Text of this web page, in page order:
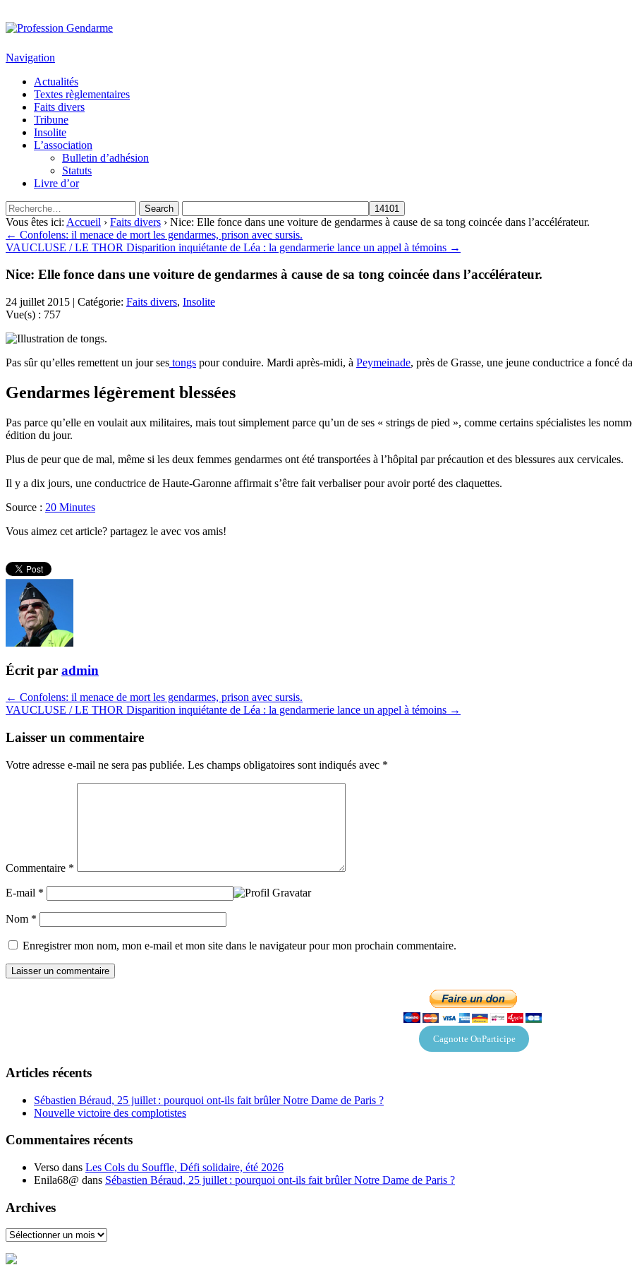
Navigation
Actualités
Textes règlementaires
Faits divers
Tribune
Insolite
L’association
Bulletin d’adhésion
Statuts
Livre d’or
Vous êtes ici: Accueil › Faits divers › Nice: Elle fonce dans une voiture de gendarmes à cause de sa tong coincée dans l’accélérateur.
← Confolens: il menace de mort les gendarmes, prison avec sursis.
VAUCLUSE / LE THOR Disparition inquiétante de Léa : la gendarmerie lance un appel à témoins →
Nice: Elle fonce dans une voiture de gendarmes à cause de sa tong coincée dans l’accélérateur.
24 juillet 2015 | Catégorie: Faits divers, Insolite
Vue(s) : 757
Pas sûr qu’elles remettent un jour ses tongs pour conduire. Mardi après-midi, à Peymeinade, près de Grasse, une jeune conductrice a foncé
Gendarmes légèrement blessées
Pas parce qu’elle en voulait aux militaires, mais tout simplement parce qu’un de ses « strings de pied », comme certains spécialistes les
édition du jour.
Plus de peur que de mal, même si les deux femmes gendarmes ont été transportées à l’hôpital par précaution et des blessures aux cervicales.
Il y a dix jours, une conductrice de Haute-Garonne affirmait s’être fait verbaliser pour avoir porté des claquettes.
Source : 20 Minutes
Vous aimez cet article? partagez le avec vos amis!
Écrit par admin
← Confolens: il menace de mort les gendarmes, prison avec sursis.
VAUCLUSE / LE THOR Disparition inquiétante de Léa : la gendarmerie lance un appel à témoins →
Laisser un commentaire
Votre adresse e-mail ne sera pas publiée. Les champs obligatoires sont indiqués avec *
Commentaire *
E-mail *
Nom *
Enregistrer mon nom, mon e-mail et mon site dans le navigateur pour mon prochain commentaire.
Cagnotte OnParticipe
Articles récents
Sébastien Béraud, 25 juillet : pourquoi ont-ils fait brûler Notre Dame de Paris ?
Nouvelle victoire des complotistes
Commentaires récents
Verso dans Les Cols du Souffle, Défi solidaire, été 2026
Enila68@ dans Sébastien Béraud, 25 juillet : pourquoi ont-ils fait brûler Notre Dame de Paris ?
Archives
Archives